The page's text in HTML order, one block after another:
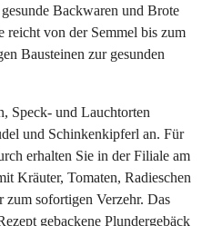
Backwaren und Brote
reicht von der Semmel bis zum
Bausteinen zur gesunden
Speck- und Lauchtorten
und Schinkenkipferl an. Für
erhalten Sie in der Filiale am
Kräuter, Tomaten, Radieschen
sofortigen Verzehr. Das
gebackene Plundergebäck